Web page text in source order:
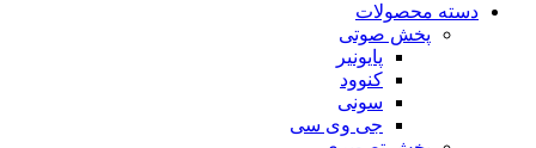
دسته محصولات
پخش صوتی
پایونیر
کنوود
سونی
جی وی سی